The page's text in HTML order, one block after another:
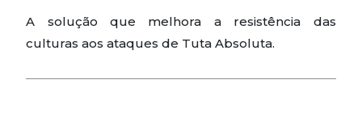
A solução que melhora a resistência das
culturas aos ataques de Tuta Absoluta.